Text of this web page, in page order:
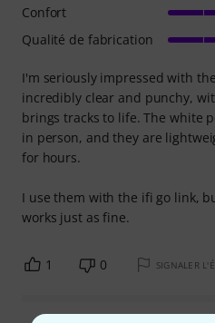
I'm seriously impressed with
incredibly clear and punchy,
brings tracks to life. The white
in person, and they are
for hours.
I use them with the ifi go link,
works just as fine.
Confort
Qualité de fabrication
1 0 SIGNALER